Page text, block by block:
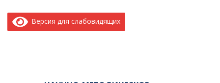
и
Версия для слабовидящих